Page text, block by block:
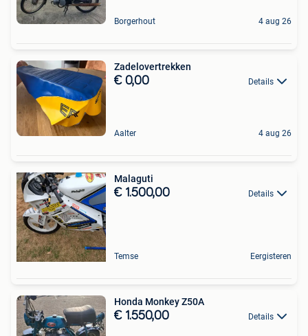
Borgerhout 4 aug 26
Zadelovertrekken
€ 0,00 Details
Aalter 4 aug 26
Malaguti
€ 1.500,00 Details
Temse Eergisteren
Honda Monkey Z50A
€ 1.550,00 Details